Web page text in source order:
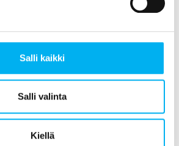
Salli kaikki
Salli valinta
Kiellä
parantaa
viihtyisyyttä,
ehkäisee
vesivahinkoja,
helpottaa
pidentää